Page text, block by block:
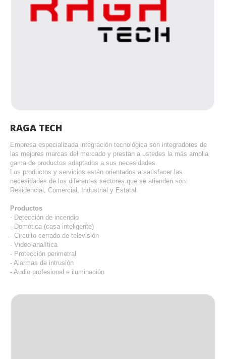
RAGA TECH
Empresa especializada integración tecnológica son integradores de
las mejores marcas del mercado y prestan a ustedes la más amplia
gama de productos adaptados a sus necesidades.
Los productos y servicios están orientados a satisfacer las
necesidades de los diferentes sectores que se atienden son:
Residencial, Comercial, Industrial y Estatal.
Productos
- Detección de incendio
- Domótica (casa inteligente)
- Circuito cerrado de televisión
- Video analítica
- Protección perimetral
- Alarmas de intrusión
- Audio profesional e iluminación